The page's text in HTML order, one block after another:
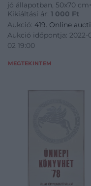
jó állapotban, 50x70
href="https://
papirregiseg-
egyeb/Plakat~1000003/
Voros-Sandor-
Kikiáltási ár: 1 000 Ft
Aukció: 419. Online
Aukció időpontja: 2022-
02 19:00
MEGTEKINTEM